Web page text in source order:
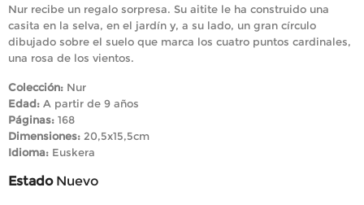
Nur recibe un regalo sorpresa. Su aitite le ha construido una
casita en la selva, en el jardín y, a su lado, un gran círculo
dibujado sobre el suelo que marca los cuatro puntos cardinales,
una rosa de los vientos.
Colección: Nur
Edad: A partir de 9 años
Páginas: 168
Dimensiones: 20,5x15,5cm
Idioma: Euskera
Estado Nuevo